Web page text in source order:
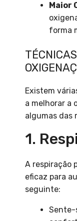
Maior
forma
Existem
a melhorar a
algumas das
1.
A respiração
eficaz para
seguinte:
Sente-